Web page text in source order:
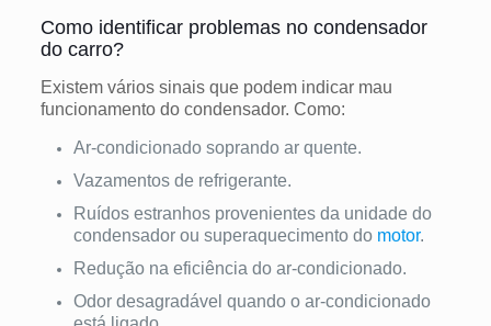
Como identificar problemas no condensador
do carro?
Existem vários sinais que podem indicar mau
funcionamento do condensador. Como:
Ar-condicionado soprando ar quente.
Vazamentos de refrigerante.
Ruídos estranhos provenientes da unidade do
condensador ou superaquecimento do motor.
Redução na eficiência do ar-condicionado.
Odor desagradável quando o ar-condicionado